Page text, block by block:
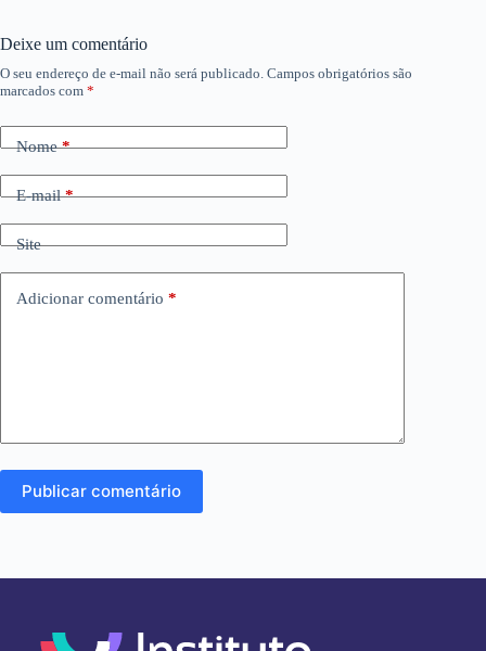
Deixe um comentário
O seu endereço de e-mail não será publicado. Campos obrigatórios são
marcados com *
Nome*
E-mail*
Site
Adicionar comentário *
Publicar comentário